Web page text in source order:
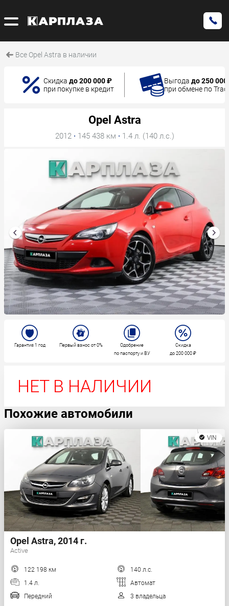
Все Opel Astra в наличии
Скидка до 200 000 ₽
при покупке в кредит
Выгода до 250
при обмене по
НЕТ В НАЛИЧИИ
Гарантия 1 год Первый взнос от 0%
Одобрение
по паспорту и ВУ
Скидка
до 200 000 ₽
Opel Astra
2012 · 145 438 км · 1.4 л. (140 л.с.)
Похожие автомобили
VIN
Opel Astra, 2014 г.
Active
122 198 км
140 л.с.
1.4 л.
Автомат
Передний
3 владельца